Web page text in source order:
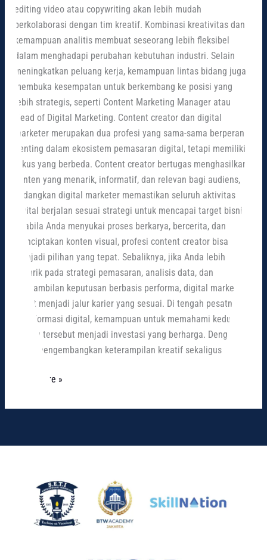
editing video atau copywriting akan lebih mudah
berkolaborasi dengan tim kreatif. Kombinasi kreativitas dan
kemampuan analitis membuat seseorang lebih fleksibel
dalam menghadapi perubahan kebutuhan industri. Selain
meningkatkan peluang kerja, kemampuan lintas bidang juga
membuka kesempatan untuk berkembang ke posisi yang
lebih strategis, seperti Content Marketing Manager atau
Head of Digital Marketing. Content creator dan digital
marketer merupakan dua profesi yang sama-sama berperan
penting dalam ekosistem pemasaran digital, tetapi memiliki
fokus yang berbeda. Content creator bertugas menghasilkan
konten yang menarik, informatif, dan relevan bagi audiens,
sedangkan digital marketer memastikan seluruh aktivitas
digital berjalan sesuai strategi untuk mencapai target bisnis.
Apabila Anda menyukai proses berkarya, bercerita, dan
menciptakan konten visual, profesi content creator bisa
menjadi pilihan yang tepat. Sebaliknya, jika Anda lebih
tertarik pada strategi pemasaran, analisis data, dan
pengambilan keputusan berbasis performa, digital marketer
dapat menjadi jalur karier yang sesuai. Di tengah pesatnya
transformasi digital, kemampuan untuk memahami kedua
bidang tersebut menjadi investasi yang berharga. Dengan
terus mengembangkan keterampilan kreatif sekaligus
Read More »